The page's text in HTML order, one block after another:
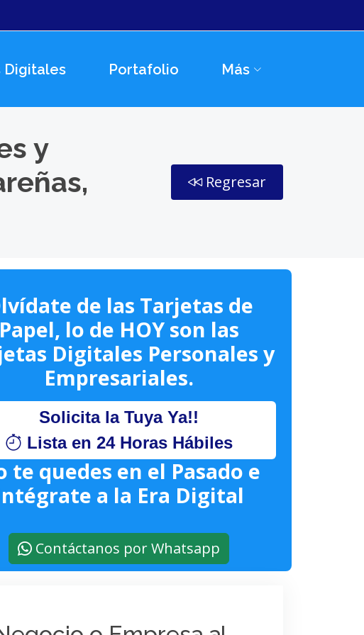
Digitales Portafolio Más
y
Regresar
de las Tarjetas de
Papel, lo de HOY son las
Digitales Personales y
Empresariales.
Solicita la Tuya Ya!!
Lista en 24 Horas Hábiles
te quedes en el Pasado e
a la Era Digital
Contáctanos por Whatsapp